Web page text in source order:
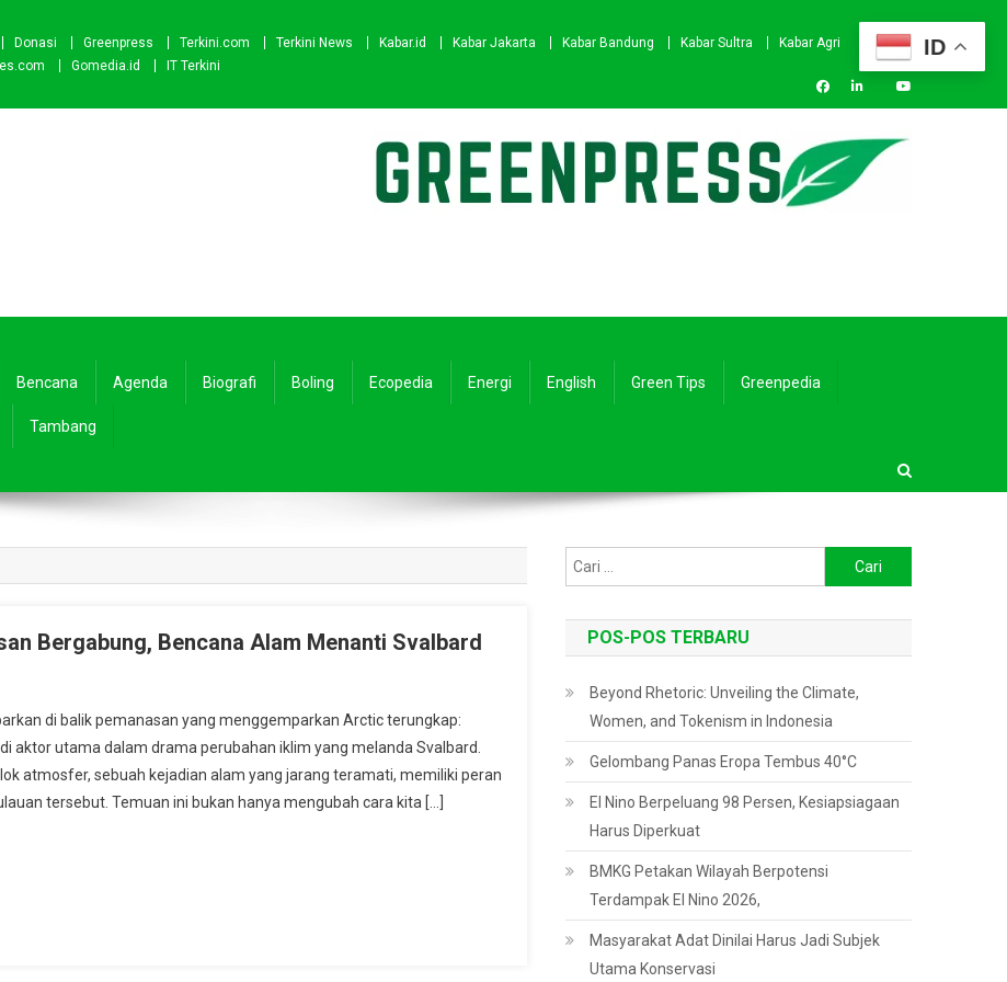
Donasi Greenpress Terkini.com Terkini News Kabar.id Kabar Jakarta Kabar Bandung Kabar Sultra
Kabar Agri
Gomedia.id IT Terkini
Bencana Agenda Biografi Boling Ecopedia Energi English Green Tips Greenpedia
Tambang
Bergabung, Bencana Alam Menanti Svalbard
di balik pemanasan yang menggemparkan Arctic terungkap:
aktor utama dalam drama perubahan iklim yang melanda Svalbard.
atmosfer, sebuah kejadian alam yang jarang teramati, memiliki peran
tersebut. Temuan ini bukan hanya mengubah cara kita […]
untuk:
POS-POS TERBARU
Beyond Rhetoric: Unveiling the Climate,
Women, and Tokenism in Indonesia
Gelombang Panas Eropa Tembus 40°C
El Nino Berpeluang 98 Persen, Kesiapsiagaan
Harus Diperkuat
BMKG Petakan Wilayah Berpotensi
Terdampak El Nino 2026,
Masyarakat Adat Dinilai Harus Jadi Subjek
Utama Konservasi
ID